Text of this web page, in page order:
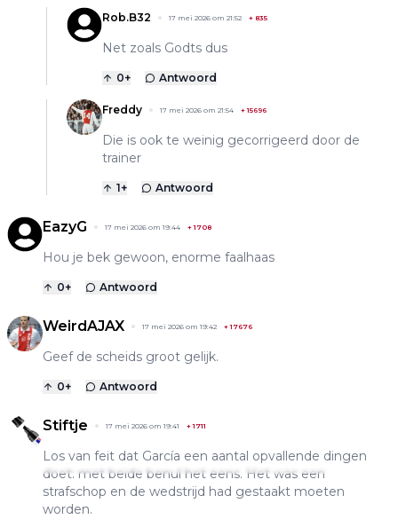
Rob.B32 17 mei 2026 om 21:52 + 835
Net zoals Godts dus
0+ Antwoord
Freddy 17 mei 2026 om 21:54 +15696
Die is ook te weinig gecorrigeerd door de
trainer
1+ Antwoord
EazyG 17 mei 2026 om 19:44 +1708
Hou je bek gewoon, enorme faalhaas
0+ Antwoord
WeirdAJAX 17 mei 2026 om 19:42 +17676
Geef de scheids groot gelijk.
0+ Antwoord
Stiftje 17 mei 2026 om 19:41 +1711
Los van feit dat García een aantal opvallende dingen
doet: met beide benul het eens. Het was een
strafschop en de wedstrijd had gestaakt moeten
worden.